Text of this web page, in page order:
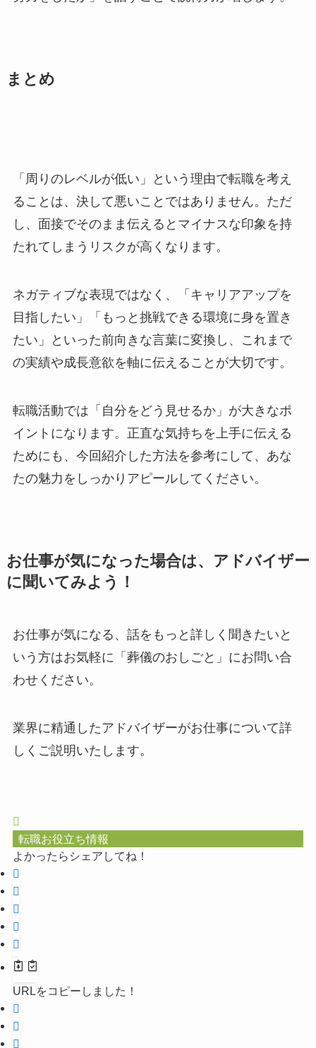
まとめ
「周りのレベルが低い」という理由で転職を考え
ることは、決して悪いことではありません。ただ
し、面接でそのまま伝えるとマイナスな印象を持
たれてしまうリスクが高くなります。
ネガティブな表現ではなく、「キャリアアップを
目指したい」「もっと挑戦できる環境に身を置き
たい」といった前向きな言葉に変換し、これまで
の実績や成長意欲を軸に伝えることが大切です。
転職活動では「自分をどう見せるか」が大きなポ
イントになります。正直な気持ちを上手に伝える
ためにも、今回紹介した方法を参考にして、あな
たの魅力をしっかりアピールしてください。
お仕事が気になった場合は、アドバイザー
に聞いてみよう！
お仕事が気になる、話をもっと詳しく聞きたいと
いう方はお気軽に「葬儀のおしごと」にお問い合
わせください。
業界に精通したアドバイザーがお仕事について詳
しくご説明いたします。
転職お役立ち情報
よかったらシェアしてね！
URLをコピーしました！